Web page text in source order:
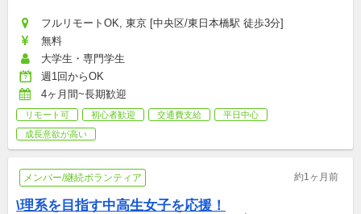
フルリモートOK, 東京 [中央区/東日本橋駅 徒歩3分]
無料
大学生・専門学生
週1回からOK
4ヶ月間~長期歓迎
リモート可 初心者歓迎 交通費支給
平日中心
成長意欲が高い
メンバー/継続ボランティア 約1ヶ月前
\理系を目指す中高生女子を応援！